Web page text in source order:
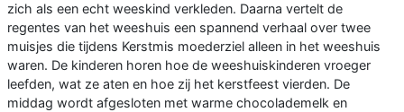
zich als een echt weeskind verkleden. Daarna vertelt de
regentes van het weeshuis een spannend verhaal over twee
muisjes die tijdens Kerstmis moederziel alleen in het weeshuis
waren. De kinderen horen hoe de weeshuiskinderen vroeger
leefden, wat ze aten en hoe zij het kerstfeest vierden. De
middag wordt afgesloten met warme chocolademelk en